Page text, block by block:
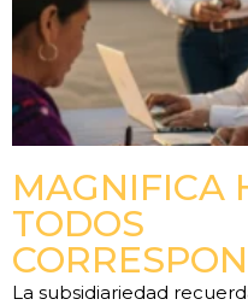
MAGNIFICA
TODOS
La subsidiariedad